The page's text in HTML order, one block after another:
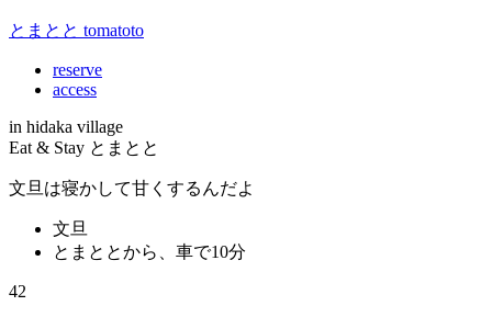
とまとと tomatoto
reserve
access
in hidaka village
Eat & Stay とまとと
文旦は寝かして甘くするんだよ
文旦
とまととから、車で10分
42